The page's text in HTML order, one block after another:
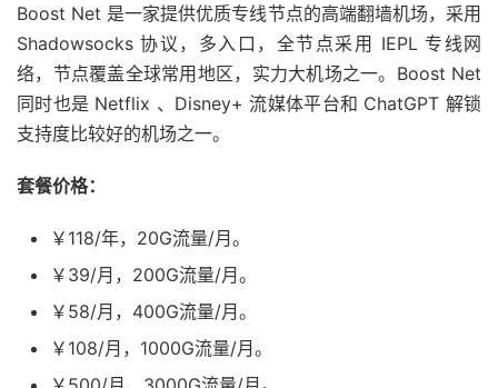
Boost Net 是一家提供优质专线节点的高端翻墙机场，采用
Shadowsocks 协议，多入口，全节点采用 IEPL 专线网
络，节点覆盖全球常用地区，实力大机场之一。Boost Net
同时也是 Netflix 、Disney+ 流媒体平台和 ChatGPT 解锁
支持度比较好的机场之一。
套餐价格：
￥118/年，20G流量/月。
￥39/月，200G流量/月。
￥58/月，400G流量/月。
￥108/月，1000G流量/月。